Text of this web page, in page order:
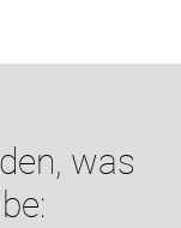
was